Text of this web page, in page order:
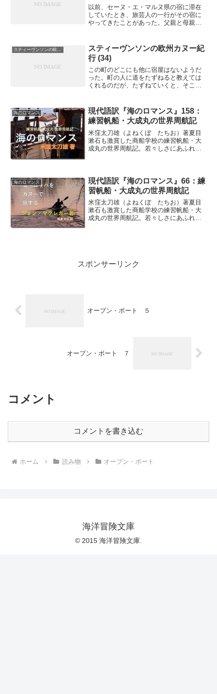
以前、セーヌ・エ・マルヌ県の宿に滞在
していたとき、旅芸人の一行がその宿に
やってきたことがあった。父親と母親、
したりしたものの、これで舞台に立つと
は厚かましいと思えるレベ...
スティーヴンソンの欧州カヌー紀行
スティーヴンソンの欧州カヌー紀
行 (34)
この町のどこにも他に宿屋はないようだ
った。町の人に道をたずねると教えては
くれるのだが、たずねていくと、そこは
で、悲しくなってしまった。シガレット
号の相棒はすでにポプラの木...
海のロマンス
現代語訳『海のロマンス』158：
練習帆船・大成丸の世界周航記
米窪太刀雄（よねくぼ たちお）著夏目
漱石も激賞した商船学校の練習帆船・大
成丸の世界周航記。若々しさにあふれた
朝――時、船は薄曇りにと...
海のロマンス
現代語訳『海のロマンス』66：練
習帆船・大成丸の世界周航記
米窪太刀雄（よねくぼ たちお）著夏目
漱石も激賞した商船学校の練習帆船・大
成丸の世界周航記。若々しさにあふれた
スポンサーリンク
オープン・ボート ５
オープン・ボート ７
コメント
コメントを書き込む
ホーム 読み物 オープン・ボート
海洋冒険文庫
© 2015 海洋冒険文庫.